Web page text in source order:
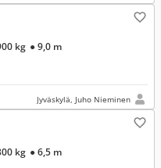
kg ● 9,0 m
Jyväskylä, Juho Nieminen
kg ● 6,5 m